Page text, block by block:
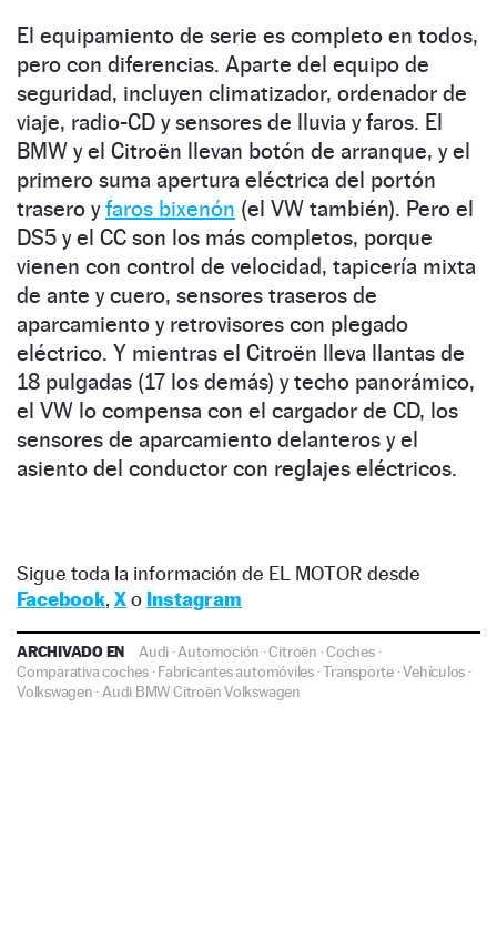
El equipamiento de serie es completo en todos,
pero con diferencias. Aparte del equipo de
seguridad, incluyen climatizador, ordenador de
viaje, radio-CD y sensores de lluvia y faros. El
BMW y el Citroën llevan botón de arranque, y el
primero suma apertura eléctrica del portón
trasero yfaros bixenón (el VW también). Pero el
DS5 y el CC son los más completos, porque
vienen con control de velocidad, tapicería mixta
de ante y cuero, sensores traseros de
aparcamiento y retrovisores con plegado
eléctrico. Y mientras el Citroën lleva llantas de
18 pulgadas (17 los demás) y techo panorámico,
el VW lo compensa con el cargador de CD, los
sensores de aparcamiento delanteros y el
asiento del conductor con reglajes eléctricos.
Sigue toda la información de EL MOTOR desde
Facebook, Xo Instagram
ARCHIVADO EN Audi ·Automoción ·Citroën ·Coches·
Comparativa coches·Fabricantes automóviles·Transporte·Vehículos ·
Volkswagen ·Audi BMWCitroënVolkswagen